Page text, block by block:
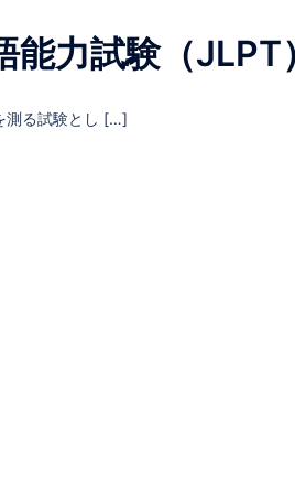
能力試験（JLPT
測る試験とし […]